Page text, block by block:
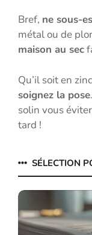
Bref, ne sous-
métal ou de
maison au sec
Qu’il soit en
soignez la pose
solin vous
tard !
SÉLECTION